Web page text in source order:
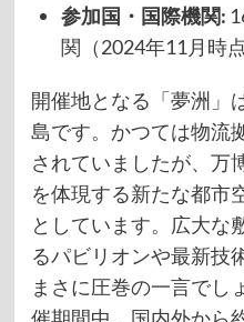
参加国・国際機関:
関（2024年11月時
開催地となる「夢洲」
島です。かつては物流
されていましたが、万
を体現する新たな都市
としています。広大な
るパビリオンや最新技
まさに圧巻の一言でし